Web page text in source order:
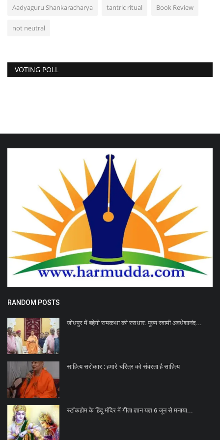
Aadyaguru Shankaracharya tantric ritual Book Review
not neutral
VOTING POLL
RANDOM POSTS
जोधपुर में बहेगी रामकथा की रसधार: पूज्य स्वामी अवधेशानंद...
साहित्य सरोकार : हमारे चरित्र को संवरता है साहित्य
स्टॉकहोम के हिंदू मंदिर में गीता ज्ञान यज्ञ 6 जून से मनाया...